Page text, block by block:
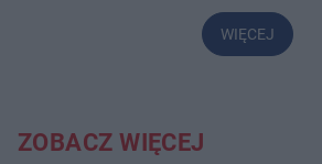
WIĘCEJ
ZOBACZ WIĘCEJ